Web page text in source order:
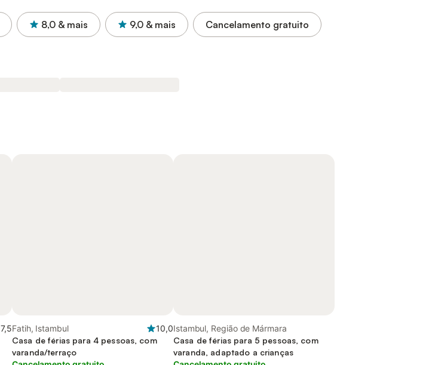
8,0 & mais 9,0 & mais Cancelamento gratuito
7,5Fatih, Istambul
10,0
Casa de férias para 4 pessoas, com
varanda/terraço
Istambul, Região de Mármara
Casa de férias para 5 pessoas, com
varanda, adaptado a crianças